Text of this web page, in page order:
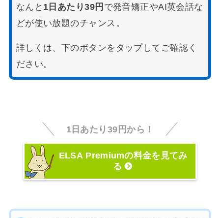
なんと 1日あたり39円 で発音矯正やAI英会話な
どが使い放題のチャンス。
詳しくは、下のボタンをタップしてご確認く
ださい。
1日あたり39円から！
ELSA Premiumの料金を見てみ
る